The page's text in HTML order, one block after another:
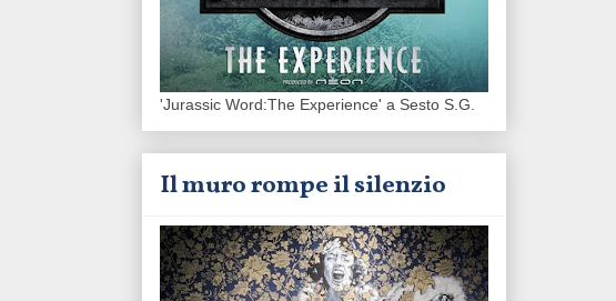
'Jurassic Word:The Experience' a Sesto S.G.
Il muro rompe il silenzio